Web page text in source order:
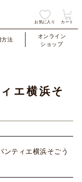
お気に入り カート
方法
オンライン
ショップ
エ横浜そ
ンティエ横浜そごう